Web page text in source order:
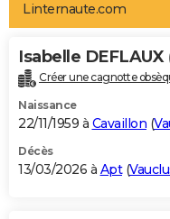
Art de vivre
Bien-être
Loisirs
Mode
Modes de vie
Alimentation
Guide de la santé
Maladies
Médicaments
Sommeil
VOYAGE
Destinations
City break
Voyage nature
Voyage de noces
Forum
Climat
+PHOTO
GUIDES D'ACHAT
BONS PLANS
Linternaute.com
Isabelle DEFLAUX
Créer une cagnotte
Naissance
22/11/1959 à Cavaillon (
Décès
13/03/2026 à Apt(